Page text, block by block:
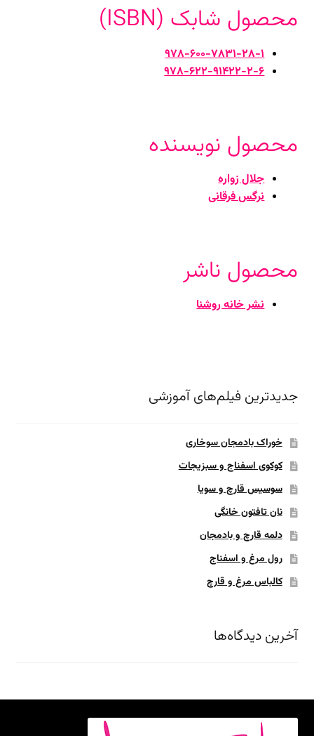
محصول شابک (ISBN)
978-600-7831-28-1
978-622-91422-2-6
محصول نویسنده
جلال زواره
نرگس فرقانی
محصول ناشر
نشر خانه روشنا
جدیدترین فیلم‌های آموزشی
خوراک بادمجان سوخاری
کوکوی اسفناج و سبزیجات
سوسیس قارچ و سویا
نان تافتون خانگی
دلمه قارچ و بادمجان
رول مرغ و اسفناج
کالباس مرغ و قارچ
آخرین دیدگاه‌ها